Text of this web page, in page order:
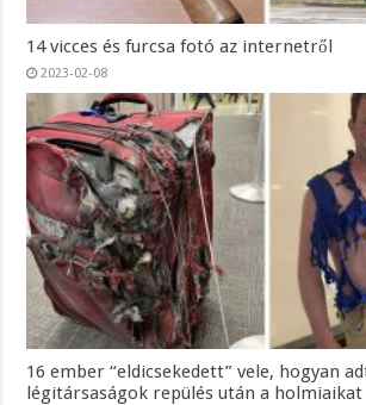
14 vicces és furcsa fotó az internetről
2023-02-08
16 ember “eldicsekedett” vele, hogyan
légitársaságok repülés után a holmiaikat